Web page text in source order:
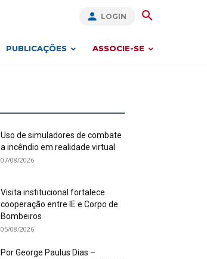
LOGIN
PUBLICAÇÕES ASSOCIE-SE
Uso de simuladores de combate
a incêndio em realidade virtual
07/08/2026
Visita institucional fortalece
cooperação entre IE e Corpo de
Bombeiros
05/08/2026
Por George Paulus Dias –